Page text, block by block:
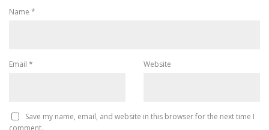
Name *
Email * Website
Save my name, email, and website in this browser for the next time I
comment.